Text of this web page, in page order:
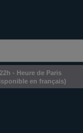
- Heure de Paris
en français)